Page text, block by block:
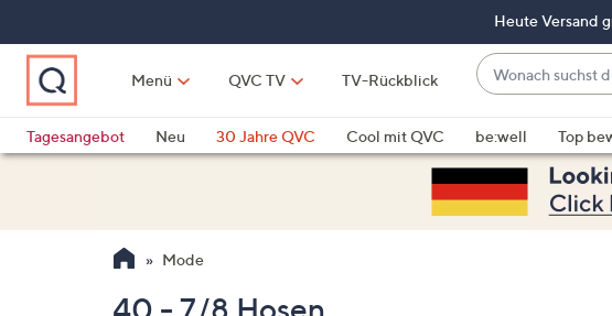
springen
Heute Versand
Menü QVC TV TV-Rückblick
Wonach
suchst
du
heute?
Vorschläge
verfügbar
sind,
verwenden
Tagesangebot
Neu 30 Jahre QVC Cool mit QVC be:well Top
Mode